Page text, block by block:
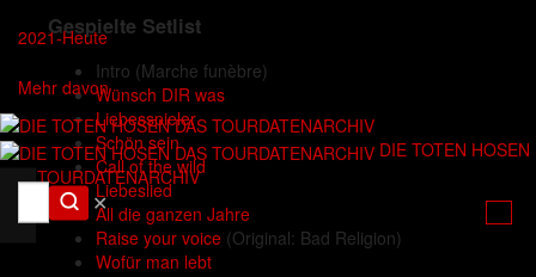
2021-Heute
Mehr davon
DIE TOTEN HOSEN
DAS TOURDATENARCHIV
✕
Gespielte Setlist
Intro (Marche funèbre)
Wünsch DIR was
Liebesspieler
Schön sein
Call of the wild
Liebeslied
All die ganzen Jahre
Raise your voice (Original: Bad Religion)
Wofür man lebt